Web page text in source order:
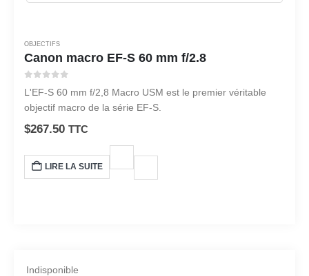
OBJECTIFS
Canon macro EF-S 60 mm f/2.8
L'EF-S 60 mm f/2,8 Macro USM est le premier véritable
objectif macro de la série EF-S.
$267.50 TTC
LIRE LA SUITE
Indisponible